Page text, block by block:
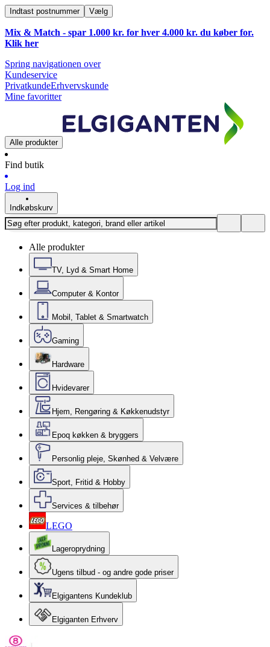
Indtast postnummer Vælg
Mix & Match - spar 1.000 kr. for hver 4.000 kr. du køber for.
Klik her
Spring navigationen over
Kundeservice
PrivatkundeErhvervskunde
Mine favoritter
Alle produkter
Find butik
Log ind
Indkøbskurv
Alle produkter
TV, Lyd & Smart Home
Computer & Kontor
Mobil, Tablet & Smartwatch
Gaming
Hardware
Hvidevarer
Hjem, Rengøring & Køkkenudstyr
Epoq køkken & bryggers
Personlig pleje, Skønhed & Velvære
Sport, Fritid & Hobby
Services & tilbehør
LEGO
Lageroprydning
Ugens tilbud - og andre gode priser
Elgigantens Kundeklub
Elgiganten Erhverv